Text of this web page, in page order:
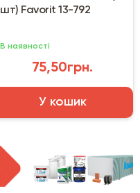
шт) Favorit 13-792
В наявності
75,50грн.
У кошик